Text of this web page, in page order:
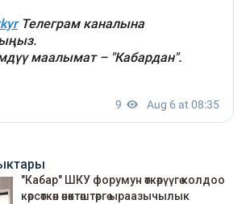
"Кабар" ШКУ форумун өткөрүүгө колдоо
көрсөткөн өнөктөштөргө ыраазычылык